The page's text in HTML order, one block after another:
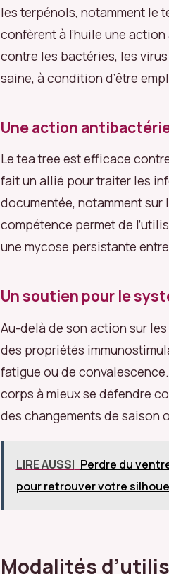
les terpénols, notamment le
confèrent à l’huile une
contre les bactéries, les
saine, à condition d’être
Une action
Le tea tree est efficace
fait un allié pour traiter les
documentée, notamment sur
compétence permet de
une mycose persistante
Un soutien pour le
Au-delà de son action sur
des propriétés
fatigue ou de
corps à mieux se défendre
des changements de saison
LIRE AUSSI Perdre du
pour retrouver votre
Modalités